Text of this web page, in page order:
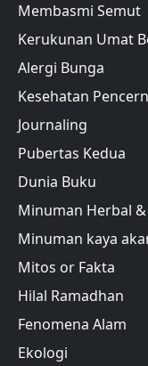
Membasmi Semut
Kerukunan Umat
Alergi Bunga
Kesehatan
Journaling
Pubertas Kedua
Dunia Buku
Minuman Herbal
Minuman kaya
Mitos or Fakta
Hilal Ramadhan
Fenomena Alam
Ekologi